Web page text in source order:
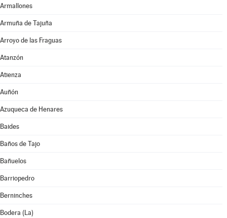
Armallones
Armuña de Tajuña
Arroyo de las Fraguas
Atanzón
Atienza
Auñón
Azuqueca de Henares
Baides
Baños de Tajo
Bañuelos
Barriopedro
Berninches
Bodera (La)